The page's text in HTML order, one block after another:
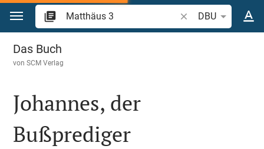
Zum Inhalt springen
Bibelstelle oder
DBU
Matthäus 3
Das Buch
vonSCM Verlag
Johannes, der
Bußprediger